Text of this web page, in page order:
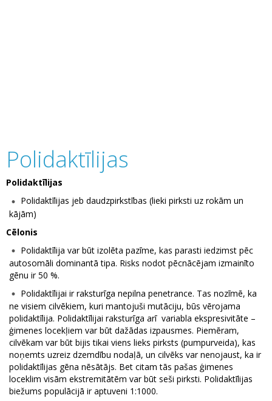
Polidaktīlijas
Polidaktīlijas
Polidaktīlijas jeb daudzpirkstības (lieki pirksti uz rokām un
kājām)
Cēlonis
Polidaktīlija var būt izolēta pazīme, kas parasti iedzimst pēc
autosomāli dominantā tipa. Risks nodot pēcnācējam izmainīto
gēnu ir 50 %.
Polidaktīlijai ir raksturīga nepilna penetrance. Tas nozīmē, ka
ne visiem cilvēkiem, kuri mantojuši mutāciju, būs vērojama
polidaktīlija. Polidaktīlijai raksturīga arī variabla ekspresivitāte –
ģimenes locekļiem var būt dažādas izpausmes. Piemēram,
cilvēkam var būt bijis tikai viens lieks pirksts (pumpurveida), kas
noņemts uzreiz dzemdību nodaļā, un cilvēks var nenojaust, ka ir
polidaktīlijas gēna nēsātājs. Bet citam tās pašas ģimenes
loceklim visām ekstremitātēm var būt seši pirksti. Polidaktīlijas
biežums populācijā ir aptuveni 1:1000.